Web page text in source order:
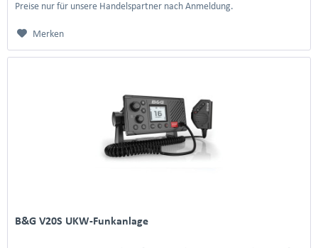
Preise nur für unsere Handelspartner nach Anmeldung.
Merken
B&G V20S UKW-Funkanlage